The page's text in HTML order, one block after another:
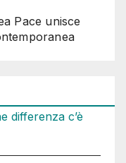
Pace unisce
differenza c’è